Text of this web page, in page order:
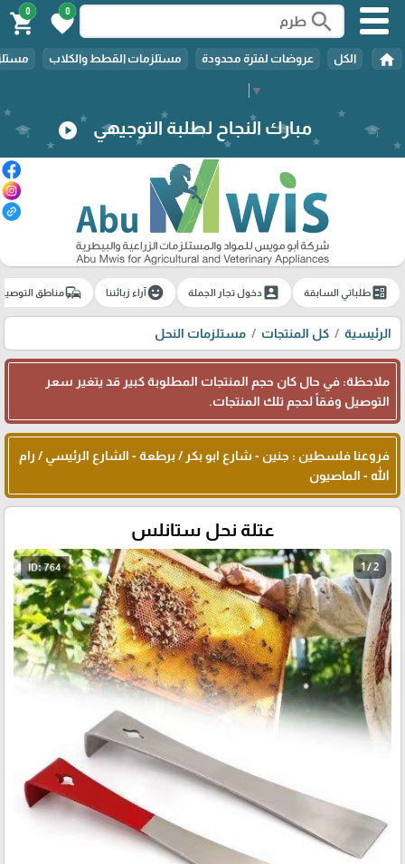
▼
search
0
favorite
0
shopping_cart
home الكل عروضات لفترة محدودة مستلزمات القطط والكلاب
مبارك النجاح لطلبة التوجيهي play_circle
ballotطلباتي السابقة account_boxدخول تجار الجملة emoji_emotionsآراء زبائننا commuteمناطق
الرئيسية كل المنتجات مستلزمات النحل
ملاحظة: في حال كان حجم المنتجات المطلوبة كبير قد يتغير سعر
التوصيل وفقاً لحجم تلك المنتجات.
فروعنا فلسطين : جنين - شارع ابو بكر / برطعة - الشارع الرئيسي / رام
الله - الماصيون
عتلة نحل ستانلس
1 / 2